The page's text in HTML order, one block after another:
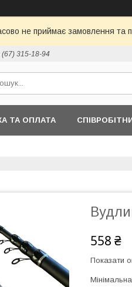
не приймає замовлення та
(67) 315-18-94
ТА ОПЛАТА
558 ₴
Показати